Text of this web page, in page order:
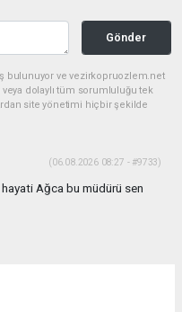
Gönder
bulunuyor ve vezirkopruozlem.net
dolaylı tüm sorumluluğu tek
site yönetimi hiçbir şekilde
(06.08.2026 08:27 - #9733)
Ağca bu müdürü sen